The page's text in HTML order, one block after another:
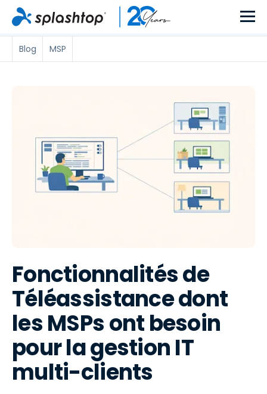
Blog MSP
Fonctionnalités de
Téléassistance dont
les MSPs ont besoin
pour la gestion IT
multi-clients